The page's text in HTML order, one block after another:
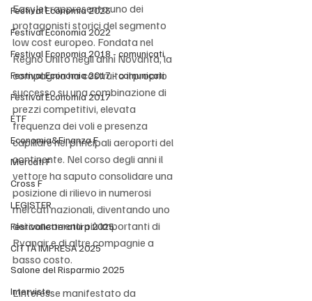
Festival Economia 2023
Festival Economia 2022
Festival Economia 2018 - comunicati
Festival Economia 2017 - comunicati
Festival Economia 2017
ETF
Economia&Finanza F
Mercati F
Cross F
LEGISTER
Festivalletteratura 2025
CITTÀ IMPRESA 2025
Salone del Risparmio 2025
Interviste
EasyJet rappresenta uno dei
protagonisti storici del segmento
low cost europeo. Fondata nel
Regno Unito negli anni Novanta, la
compagnia ha costruito il proprio
successo su una combinazione di
prezzi competitivi, elevata
frequenza dei voli e presenza
capillare nei principali aeroporti del
continente. Nel corso degli anni il
vettore ha saputo consolidare una
posizione di rilievo in numerosi
mercati nazionali, diventando uno
dei concorrenti più importanti di
Ryanair e di altre compagnie a
basso costo.
L’interesse manifestato da